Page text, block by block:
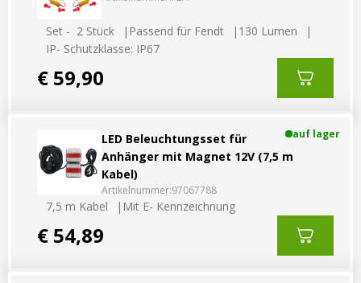
Set - 2 Stück Passend für Fendt
130 Lumen
IP- Schutzklasse: IP67
€ 59,90
LED Beleuchtungsset für
Anhänger mit Magnet 12V (7,5 m
Kabel)
Artikelnummer:97067788
auf lager
7,5 m Kabel Mit E- Kennzeichnung
€ 54,89